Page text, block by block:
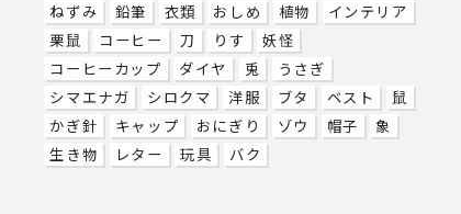
ねずみ
鉛筆 衣類 おしめ 植物
インテリア
栗鼠
コーヒー 刀 りす
妖怪
コーヒーカップ
ダイヤ 兎
うさぎ
シマエナガ
シロクマ 洋服 ブタ ベスト
鼠
かぎ針
キャップ おにぎり ゾウ 帽子
象
生き物
レター 玩具 バク